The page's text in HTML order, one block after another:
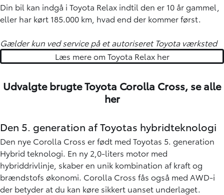
Din bil kan indgå i Toyota Relax indtil den er 10 år gammel,
eller har kørt 185.000 km, hvad end der kommer først.
Gælder kun ved service på et autoriseret Toyota værksted
Læs mere om Toyota Relax her
Udvalgte brugte Toyota Corolla Cross, se alle
her
Den 5. generation af Toyotas hybridteknologi
Den nye Corolla Cross er født med Toyotas 5. generation
Hybrid teknologi. En ny 2,0-liters motor med
hybriddrivlinje, skaber en unik kombination af kraft og
brændstofs økonomi. Corolla Cross fås også med AWD-i
der betyder at du kan køre sikkert uanset underlaget.